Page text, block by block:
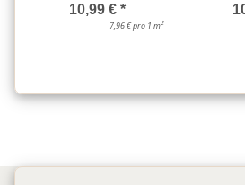
10,99 € *
7,96 € pro 1 m2